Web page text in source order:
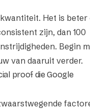
Het is beter
zijn, dan 100
Begin
van daaruit verder.
proof die Google